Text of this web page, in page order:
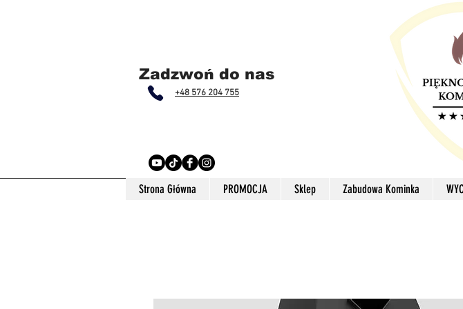
Zadzwoń do nas
+48 576 204 755
Strona Główna PROMOCJA Sklep Zabudowa Kominka